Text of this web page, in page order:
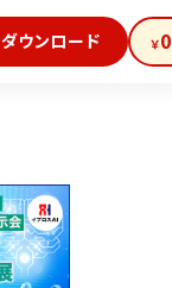
ウンロード ￥0